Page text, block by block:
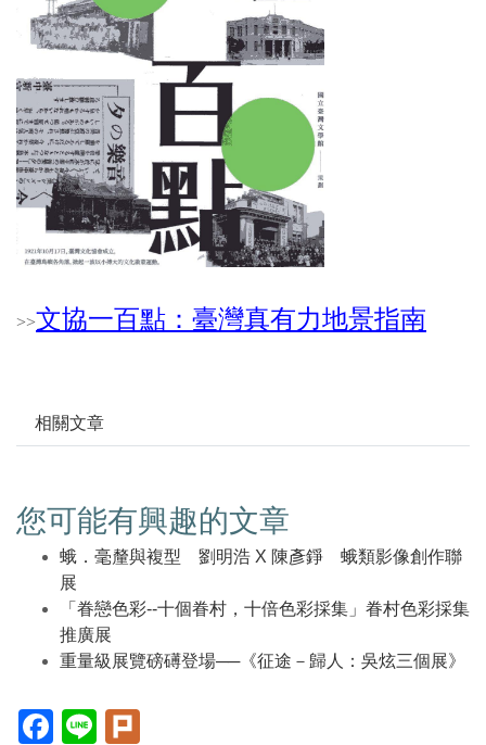
>>文協一百點：臺灣真有力地景指南
相關文章
您可能有興趣的文章
蛾．毫釐與複型 劉明浩 X 陳彥錚 蛾類影像創作聯
展
「眷戀色彩--十個眷村，十倍色彩採集」眷村色彩採集
推廣展
重量級展覽磅礡登場──《征途－歸人：吳炫三個展》
Facebook(另
開
Line(另
開